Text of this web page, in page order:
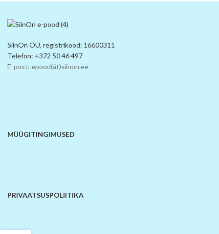
SiinOn OÜ, registrikood: 16600311
Telefon: +372 50 46 497
E-post: epood(ät)siinon.ee
MÜÜGITINGIMUSED
PRIVAATSUSPOLIITIKA